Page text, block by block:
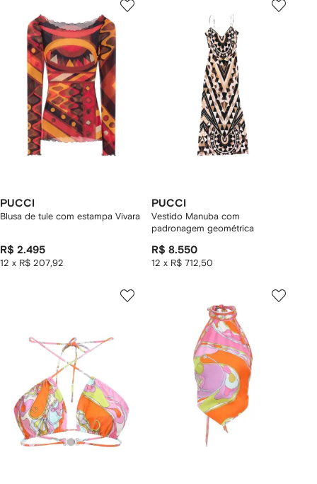
PUCCI
Blusa de tule com estampa Vivara
R$ 2.495
12 x R$ 207,92
PUCCI
Vestido Manuba com
padronagem geométrica
R$ 8.550
12 x R$ 712,50